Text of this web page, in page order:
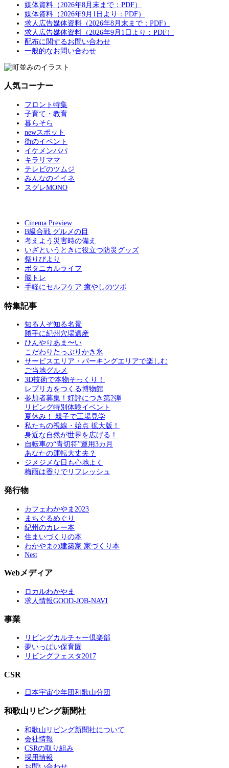
媒体資料（2026年8月末まで：PDF）
媒体資料（2026年9月1日より：PDF）
求人広告媒体資料（2026年8月末まで：PDF）
求人広告媒体資料（2026年9月1日より：PDF）
配布に関するお問い合わせ
一般的なお問い合わせ
人気コーナー
フロント特集
子育て・教育
暮らそら
newスポット
街のイベント
イケメンパパ
キラリママ
テレビのツムジ
みんなのイイネ
スグレMONO
Cinema Preview
B級合戦 グルメの目
考えよう災害時の備え
いざというときに役立つ防災グッズ
祭りびより
ボタニカルライフ
脳トレ
手軽にセルフケア 癒やしのツボ
特集記事
知る人ぞ知る名景
勝手に紀州穴場遺産
ひんやりあま〜い
こだわりたっぷりかき氷
サービスエリア・パーキングエリアで楽しむ
ご当地グルメ
3D技術で本物そっくり！
レプリカをつくる博物館
参加者募集！好評につき第2弾
リビング特別体験イベント
夏休み！ 親子で工場見学
私たちの視線・始点 拡大版！
身近な自然が世界を広げる！
自転車の“青切符”運用3カ月
あなたの運転大丈夫？
ジメジメな日も心地よく
梅雨は香りでリフレッシュ
発行物
カフェわかやま2023
まちぐるめぐり
紀州のカレー本
住まいづくりの本
わかやまの建築家 家づくり本
Nest
Webメディア
ロカルわかやま
求人情報GOOD-JOB-NAVI
事業
リビングカルチャー倶楽部
夢いっぱい保育園
リビングフェスタ2017
CSR
日本宇宙少年団和歌山分団
和歌山リビング新聞社
和歌山リビング新聞社について
会社情報
CSRの取り組み
採用情報